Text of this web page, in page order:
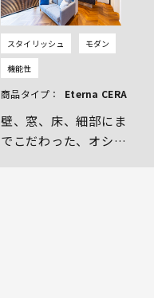
スタイリッシュ モダン
機能性
商品タイプ： Eterna CERA
壁、窓、床、細部にま
でこだわった、オシャ